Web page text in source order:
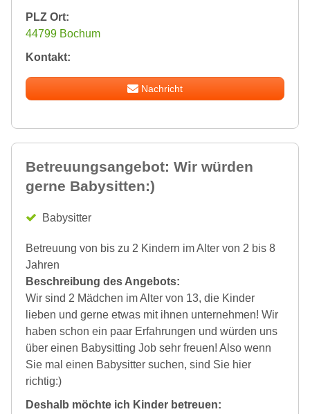
PLZ Ort:
44799 Bochum
Kontakt:
Nachricht
Betreuungsangebot: Wir würden
gerne Babysitten:)
Babysitter
Betreuung von bis zu 2 Kindern im Alter von 2 bis 8
Jahren
Beschreibung des Angebots:
Wir sind 2 Mädchen im Alter von 13, die Kinder
lieben und gerne etwas mit ihnen unternehmen! Wir
haben schon ein paar Erfahrungen und würden uns
über einen Babysitting Job sehr freuen! Also wenn
Sie mal einen Babysitter suchen, sind Sie hier
richtig:)
Deshalb möchte ich Kinder betreuen: